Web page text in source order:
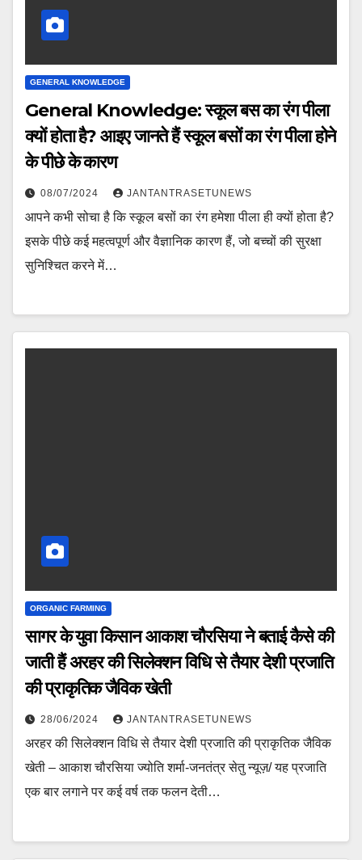
GENERAL KNOWLEDGE
General Knowledge: स्कूल बस का रंग पीला
क्यों होता है? आइए जानते हैं स्कूल बसों का रंग पीला होने
के पीछे के कारण
08/07/2024 JANTANTRASETUNEWS
आपने कभी सोचा है कि स्कूल बसों का रंग हमेशा पीला ही क्यों होता है?
इसके पीछे कई महत्वपूर्ण और वैज्ञानिक कारण हैं, जो बच्चों की सुरक्षा
सुनिश्चित करने में…
ORGANIC FARMING
सागर के युवा किसान आकाश चौरसिया ने बताई कैसे की
जाती हैं अरहर की सिलेक्शन विधि से तैयार देशी प्रजाति
की प्राकृतिक जैविक खेती
28/06/2024 JANTANTRASETUNEWS
अरहर की सिलेक्शन विधि से तैयार देशी प्रजाति की प्राकृतिक जैविक
खेती – आकाश चौरसिया ज्योति शर्मा-जनतंत्र सेतु न्यूज़/ यह प्रजाति
एक बार लगाने पर कई वर्ष तक फलन देती…